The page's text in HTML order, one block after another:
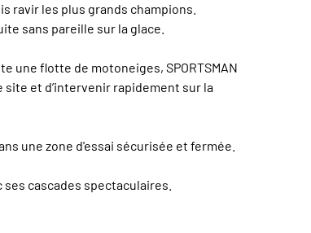
ravir les plus grands champions.
sans pareille sur la glace.
une flotte de motoneiges, SPORTSMAN
et d’intervenir rapidement sur la
une zone d'essai sécurisée et fermée.
cascades spectaculaires.